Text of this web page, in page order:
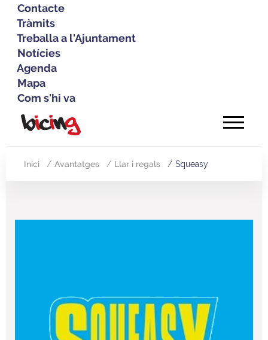
Contacte
Tràmits
Treballa a l'Ajuntament
Notícies
Agenda
Mapa
Com s'hi va
Vés
Inici Avantatges Llar i regals Squeasy